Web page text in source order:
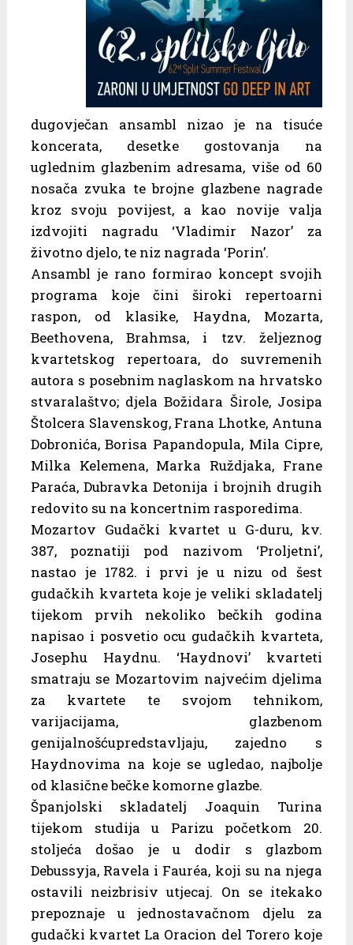
dugovječan ansambl nizao je na tisuće
koncerata, desetke gostovanja na
uglednim glazbenim adresama, više od 60
nosača zvuka te brojne glazbene nagrade
kroz svoju povijest, a kao novije valja
izdvojiti nagradu ‘Vladimir Nazor’ za
životno djelo, te niz nagrada ‘Porin’.
Ansambl je rano formirao koncept svojih
programa koje čini široki repertoarni
raspon, od klasike, Haydna, Mozarta,
Beethovena, Brahmsa, i tzv. željeznog
kvartetskog repertoara, do suvremenih
autora s posebnim naglaskom na hrvatsko
stvaralaštvo; djela Božidara Širole, Josipa
Štolcera Slavenskog, Frana Lhotke, Antuna
Dobronića, Borisa Papandopula, Mila Cipre,
Milka Kelemena, Marka Ruždjaka, Frane
Paraća, Dubravka Detonija i brojnih drugih
redovito su na koncertnim rasporedima.
Mozartov Gudački kvartet u G-duru, kv.
387, poznatiji pod nazivom ‘Proljetni’,
nastao je 1782. i prvi je u nizu od šest
gudačkih kvarteta koje je veliki skladatelj
tijekom prvih nekoliko bečkih godina
napisao i posvetio ocu gudačkih kvarteta,
Josephu Haydnu. ‘Haydnovi’ kvarteti
smatraju se Mozartovim najvećim djelima
za kvartete te svojom tehnikom,
varijacijama, glazbenom
genijalnošćupredstavljaju, zajedno s
Haydnovima na koje se ugledao, najbolje
od klasične bečke komorne glazbe.
Španjolski skladatelj Joaquin Turina
tijekom studija u Parizu početkom 20.
stoljeća došao je u dodir s glazbom
Debussyja, Ravela i Fauréa, koji su na njega
ostavili neizbrisiv utjecaj. On se itekako
prepoznaje u jednostavačnom djelu za
gudački kvartet La Oracion del Torero koje